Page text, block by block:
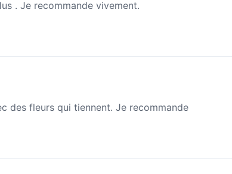
. Je recommande vivement.
des fleurs qui tiennent. Je recommande